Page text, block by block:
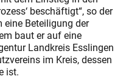
beschäftigt“, so der
Beteiligung der
baut er auf eine
Landkreis Esslingen
im Kreis, dessen
ist.